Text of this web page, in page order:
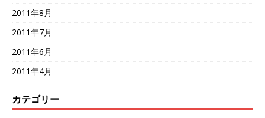
2011年8月
2011年7月
2011年6月
2011年4月
カテゴリー